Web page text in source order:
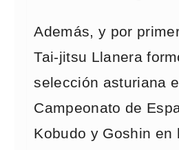
Además, y por
Tai-jitsu Llanera
selección asturiana
Campeonato de
Kobudo y Goshin en